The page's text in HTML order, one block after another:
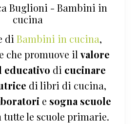
Buglioni - Bambini in
cucina
di Bambini in cucina,
che promuove il valore
educativo di cucinare
di libri di cucina,
e sogna scuole
tutte le scuole primarie.